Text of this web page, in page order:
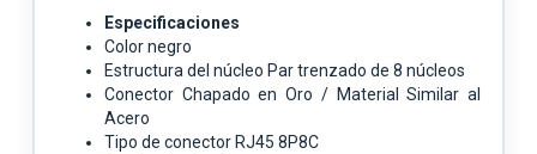
Especificaciones
Color negro
Estructura del núcleo Par trenzado de 8 núcleos
Conector Chapado en Oro / Material Similar al
Acero
Tipo de conector RJ45 8P8C